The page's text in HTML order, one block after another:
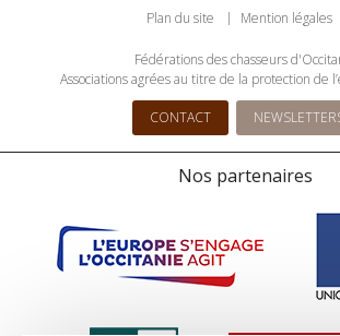
Plan du site
Mention légales
Fédérations des chasseurs
Associations agrées au titre de la protection de
CONTACT
Nos partenaires